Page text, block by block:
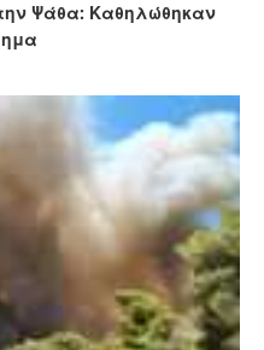
Ψάθα: Καθηλώθηκαν